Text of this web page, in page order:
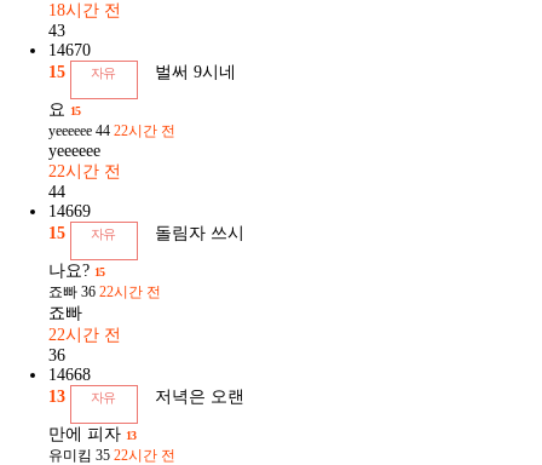
18시간 전
43
14670
15
자유 벌써 9시네
요 15
yeeeeee 44 22시간 전
yeeeeee
22시간 전
44
14669
15
자유 돌림자 쓰시
나요? 15
죠빠 36 22시간 전
죠빠
22시간 전
36
14668
13
자유 저녁은 오랜
만에 피자 13
유미킴 35 22시간 전